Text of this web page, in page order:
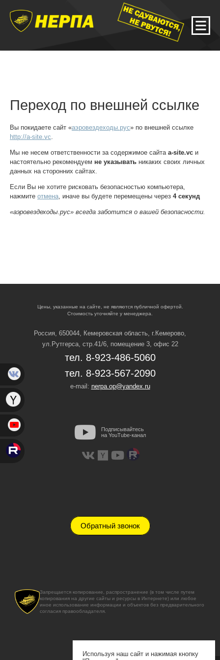
Переход по внешней ссылке
Вы покидаете сайт «аэровездеходы.рус» по внешней ссылке
http://a-site.vc
Мы не несем ответственности за содержимое сайта a-site.vc и
настоятельно рекомендуем не указывать никаких своих личных
данных на сторонних сайтах.
Если Вы не хотите рисковать безопасностью компьютера,
нажмите отмена , иначе вы будете перемещены через 4секунд
«аэровездеходы.рус» всегда заботится о вашей безопасности.
Цены, указанные на сайте, не являются публичной офертой.
Стоимость уточняйте у менеджера.
Россия, 650044, Кемеровская область, г.Кемерово,
ул.Рутгерса, стр.41/6, помещение 3, офис 22
тел. 8-923-486-5060
тел. 8-923-567-2090
e-mail: nerpa.op@yandex.ru
Подписывайтесь
на YouTube-канал
Обратный звонок
Запрещается копирование, распространение (в том числе путем
копирования на другие сайты и ресурсы в Интернете) или любое
иное использование информации и объектов без предварительного
согласия правообладателя.
Используя наш сайт и нажимая кнопку